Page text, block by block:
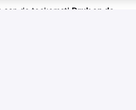
aan de toekomst! Druk op de